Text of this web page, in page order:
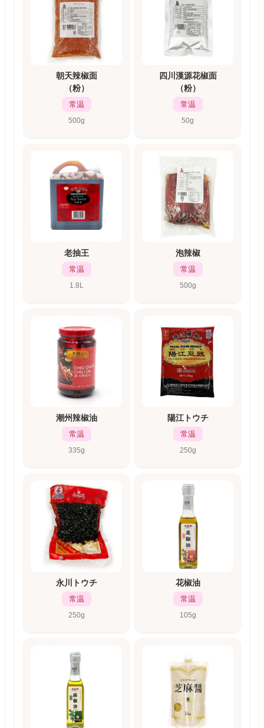
朝天辣椒面
（粉）
常温
500g
四川漢源花椒面
（粉）
常温
50g
老抽王
常温
1.8L
泡辣椒
常温
500g
潮州辣椒油
常温
335g
陽江トウチ
常温
250g
永川トウチ
常温
250g
花椒油
常温
105g